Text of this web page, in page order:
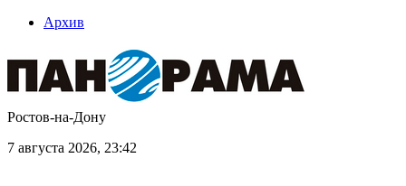
Архив
Ростов-на-Дону
7 августа 2026, 23:42